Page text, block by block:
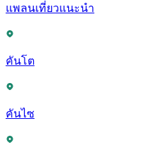
แพลนเที่ยวแนะนำ
คันโต
คันไซ